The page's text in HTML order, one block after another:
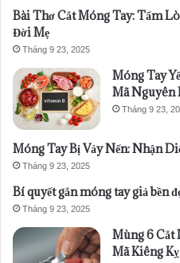
Bài Thơ Cắt Móng Tay: Tấm
Đời Mẹ
Tháng 9 23, 2025
Móng Tay
Mã Nguyên
Tháng 9 23,
Móng Tay Bị Vảy Nến: Nhận
Tháng 9 23, 2025
Bí quyết gắn móng tay giả bền
Tháng 9 23, 2025
Mùng 6 Cắt
Mã Kiêng